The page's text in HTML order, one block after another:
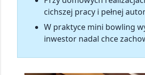
cichszej pracy i pełnej
W praktyce mini bowling
inwestor nadal chce